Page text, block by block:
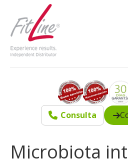
Consulta
Microbiota